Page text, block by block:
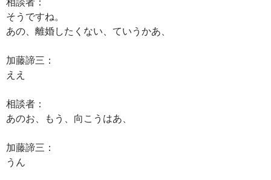
そうですね。
あの、離婚したくない、ていうかあ、
加藤諦三：
ええ
相談者：
あのお、もう、向こうはあ、
加藤諦三：
うん